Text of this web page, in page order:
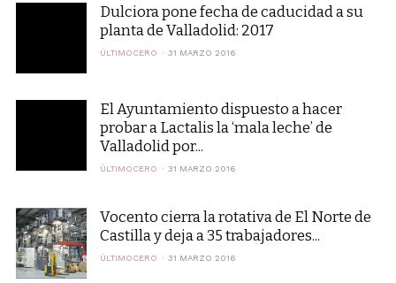
Dulciora pone fecha de caducidad a su
planta de Valladolid: 2017
ÚLTIMOCERO 31 MARZO 2016
El Ayuntamiento dispuesto a hacer
probar a Lactalis la ‘mala leche’ de
Valladolid por...
ÚLTIMOCERO 31 MARZO 2016
Vocento cierra la rotativa de El Norte de
Castilla y deja a 35 trabajadores...
ÚLTIMOCERO 31 MARZO 2016